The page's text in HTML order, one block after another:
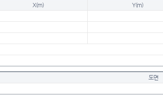
X(m)
Y(m)
도면